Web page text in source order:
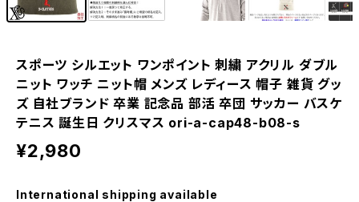
スポーツ シルエット ワンポイント 刺繍 アクリル ダブル
ニット ワッチ ニット帽 メンズ レディース 帽子 雑貨 グッ
ズ 自社ブランド 卒業 記念品 部活 卒団 サッカー バスケ
テニス 誕生日 クリスマス ori-a-cap48-b08-s
¥2,980
International shipping available